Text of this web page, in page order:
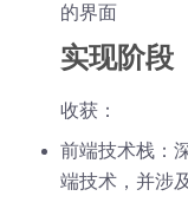
的界面
实现阶段
收获：
前端技术栈：
端技术，并涉